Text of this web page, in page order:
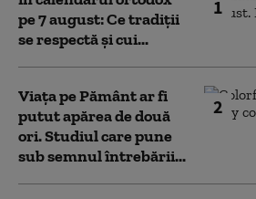
1
pe 7 august: Ce tradiții
se respectă și cui...
2
Viața pe Pământ ar fi
putut apărea de două
ori. Studiul care pune
sub semnul întrebării...